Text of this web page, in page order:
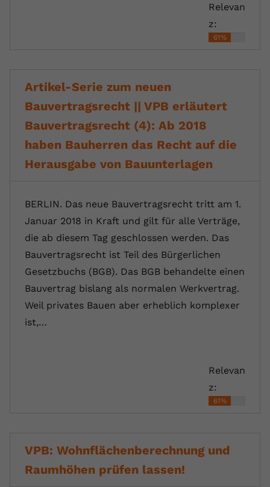
Relevan
z:
61%
Artikel-Serie zum neuen
Bauvertragsrecht || VPB erläutert
Bauvertragsrecht (4): Ab 2018
haben Bauherren das Recht auf die
Herausgabe von Bauunterlagen
BERLIN. Das neue Bauvertragsrecht tritt am 1.
Januar 2018 in Kraft und gilt für alle Verträge,
die ab diesem Tag geschlossen werden. Das
Bauvertragsrecht ist Teil des Bürgerlichen
Gesetzbuchs (BGB). Das BGB behandelte einen
Bauvertrag bislang als normalen Werkvertrag.
Weil privates Bauen aber erheblich komplexer
ist,…
Relevan
z:
61%
VPB: Wohnflächenberechnung und
Raumhöhen prüfen lassen!